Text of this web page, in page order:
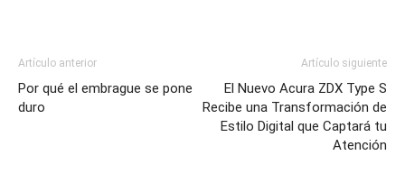
Artículo anterior
Por qué el embrague se pone
duro
Artículo siguiente
El Nuevo Acura ZDX Type S
Recibe una Transformación de
Estilo Digital que Captará tu
Atención